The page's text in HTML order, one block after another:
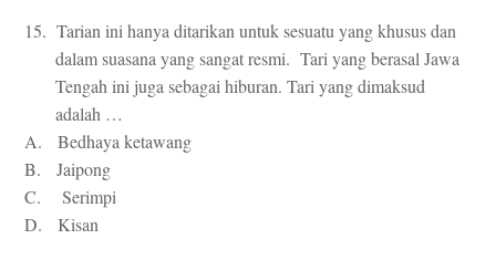
15. Tarian ini hanya ditarikan untuk sesuatu yang khusus dan
dalam suasana yang sangat resmi. Tari yang berasal Jawa
Tengah ini juga sebagai hiburan. Tari yang dimaksud
adalah …
A. Bedhaya ketawang
B. Jaipong
C. Serimpi
D. Kisan